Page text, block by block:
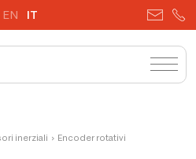
EN IT
inerziali › Encoder rotativi